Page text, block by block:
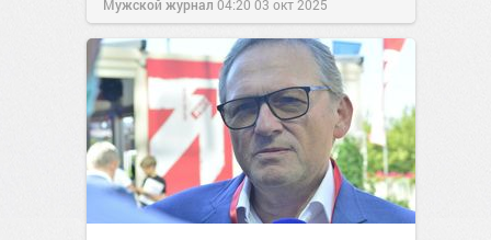
Мужской журнал 04:20 03 окт 2025